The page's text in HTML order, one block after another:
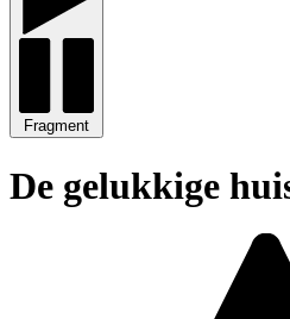
Fragment
De gelukkige